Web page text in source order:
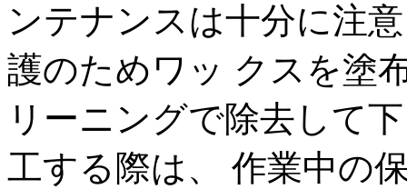
ンテナンスは十分に注
護のためワッ クスを塗
リーニングで除去して
工する際は、 作業中の